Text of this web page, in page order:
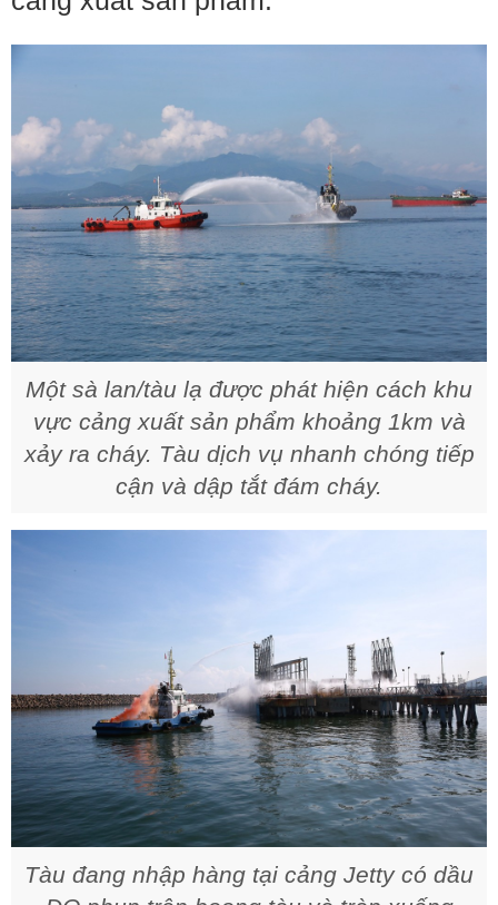
Một sà lan/tàu lạ được phát hiện cách khu
vực cảng xuất sản phẩm khoảng 1km và
xảy ra cháy. Tàu dịch vụ nhanh chóng tiếp
cận và dập tắt đám cháy.
Tàu đang nhập hàng tại cảng Jetty có dầu